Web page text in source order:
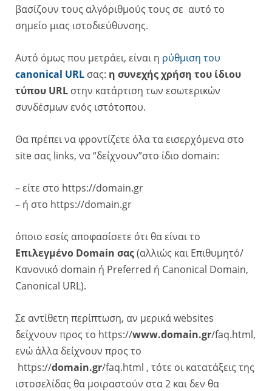
βασίζουν τους αλγόριθμούς τους σε αυτό το
σημείο μιας ιστοδιεύθυνσης.
Αυτό όμως που μετράει, είναι η ρύθμιση του
canonical URL σας: η συνεχής χρήση του ίδιου
τύπου URL στην κατάρτιση των εσωτερικών
συνδέσμων ενός ιστότοπου.
Θα πρέπει να φροντίζετε όλα τα εισερχόμενα στο
site σας links, να “δείχνουν”στο ίδιο domain:
– είτε στο https://domain.gr
– ή στο https://domain.gr
όποιο εσείς αποφασίσετε ότι θα είναι το
Επιλεγμένο Domain σας(αλλιώς και Επιθυμητό/
Κανονικό domain ή Preferred ή Canonical Domain,
Canonical URL).
Σε αντίθετη περίπτωση, αν μερικά websites
δείχνουν προς το https://www.domain.gr/faq.html,
ενώ άλλα δείχνουν προς το
https://domain.gr/faq.html , τότε οι κατατάξεις της
ιστοσελίδας θα μοιραστούν στα 2 και δεν θα